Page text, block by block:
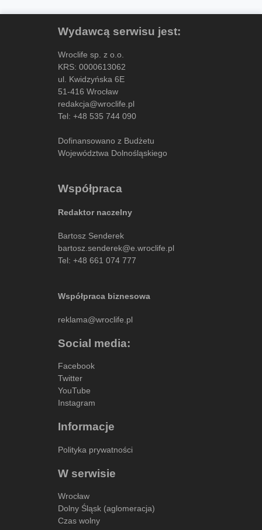
Wydawcą serwisu jest:
Wroclife sp. z o.o.
KRS: 0000613062
ul. Kwidzyńska 6E
51-416 Wrocław
redakcja@wroclife.pl
Tel: +48 535 744 090
Dofinansowano z Budżetu
Województwa Dolnośląskiego
Współpraca
Redaktor naczelny
Bartosz Senderek
bartosz.senderek@e.wroclife.pl
Tel: +48 661 074 777
Współpraca biznesowa
reklama@wroclife.pl
Social media:
Facebook
Twitter
YouTube
Instagram
Informacje
Polityka prywatności
W serwisie
Wrocław
Dolny Śląsk (aglomeracja)
Czas wolny